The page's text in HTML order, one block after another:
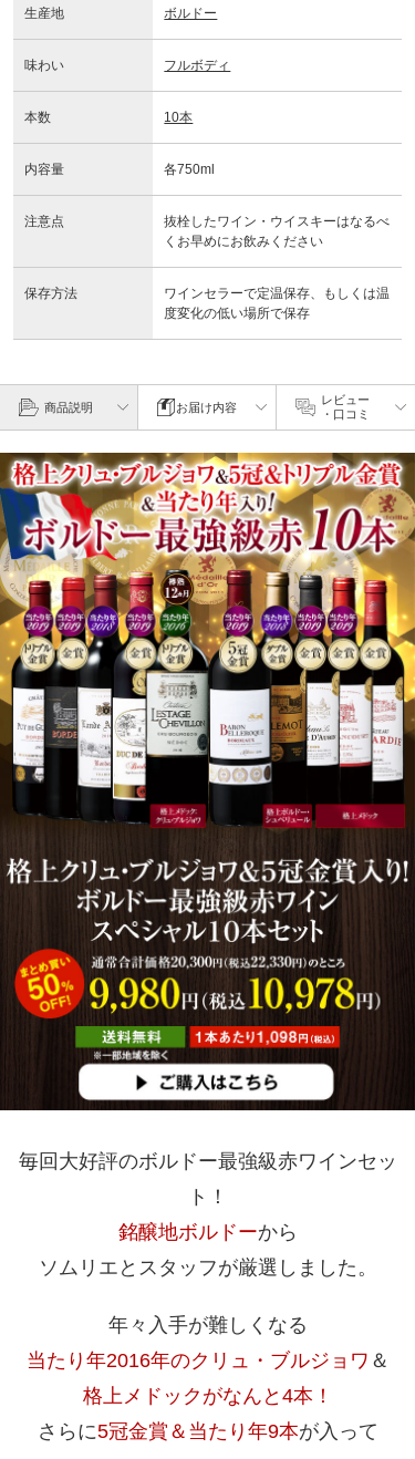
生産地 ボルドー
味わい フルボディ
本数 10本
内容量 各750ml
注意点
抜栓したワイン・ウイスキーはなるべ
くお早めにお飲みください
保存方法
ワインセラーで定温保存、もしくは温
度変化の低い場所で保存
商品説明 お届け内容
レビュー
・口コミ
毎回大好評のボルドー最強級赤ワインセッ
ト！
銘醸地ボルドーから
ソムリエとスタッフが厳選しました。
年々入手が難しくなる
当たり年2016年のクリュ・ブルジョワ ＆
格上メドックがなんと4本！
さらに5冠金賞＆当たり年9本が入って